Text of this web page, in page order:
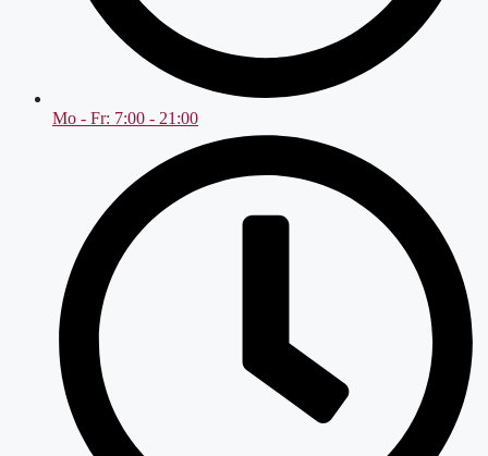
Mo - Fr: 7:00 - 21:00